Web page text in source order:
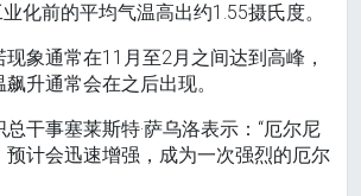
化前的平均气温高出约1.55摄氏度。
象通常在11月至2月之间达到高峰，
升通常会在之后出现。
干事塞莱斯特·萨乌洛表示：“厄尔尼
预计会迅速增强，成为一次强烈的厄尔